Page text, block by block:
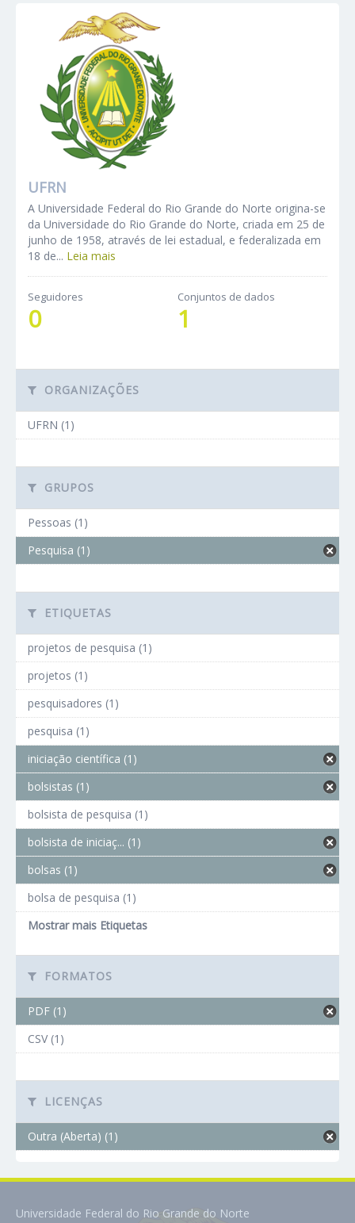
UFRN
A Universidade Federal do Rio Grande do Norte origina-se
da Universidade do Rio Grande do Norte, criada em 25 de
junho de 1958, através de lei estadual, e federalizada em
18 de... Leia mais
Seguidores
0
Conjuntos de dados
1
ORGANIZAÇÕES
UFRN (1)
GRUPOS
Pessoas (1)
Pesquisa (1)
ETIQUETAS
projetos de pesquisa (1)
projetos (1)
pesquisadores (1)
pesquisa (1)
iniciação científica (1)
bolsistas (1)
bolsista de pesquisa (1)
bolsista de iniciaç... (1)
bolsas (1)
bolsa de pesquisa (1)
Mostrar mais Etiquetas
FORMATOS
PDF (1)
CSV (1)
LICENÇAS
Outra (Aberta) (1)
Universidade Federal do Rio Grande do Norte